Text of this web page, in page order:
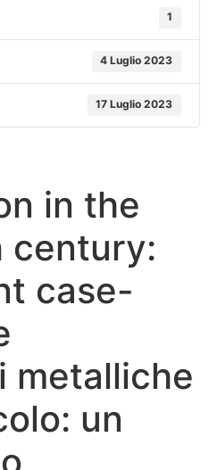
1
4 Luglio 2023
17 Luglio 2023
in the
century:
case-
metalliche
un